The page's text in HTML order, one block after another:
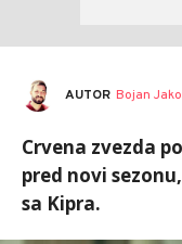
AUTOR Bojan
Crvena zvezda
pred novi
sa Kipra.